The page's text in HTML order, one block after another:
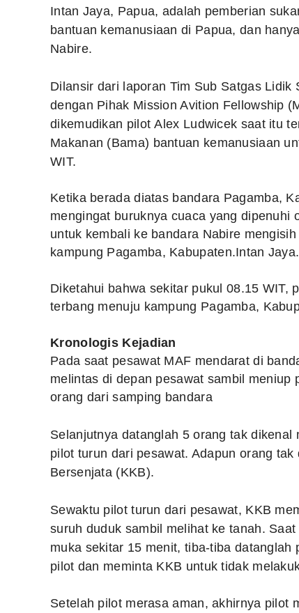
Intan Jaya, Papua, adalah pemberian
bantuan kemanusiaan di Papua, dan
Nabire.
Dilansir dari laporan Tim Sub Satgas
dengan Pihak Mission Avition Fellowship
dikemudikan pilot Alex Ludwicek saat itu
Makanan (Bama) bantuan kemanusiaan
WIT.
Ketika berada diatas bandara Pagamba,
mengingat buruknya cuaca yang dipenuhi
untuk kembali ke bandara Nabire
kampung Pagamba, Kabupaten.Intan
Diketahui bahwa sekitar pukul 08.15 WIT,
terbang menuju kampung Pagamba,
Kronologis Kejadian
Pada saat pesawat MAF mendarat di
melintas di depan pesawat sambil
orang dari samping bandara
Selanjutnya datanglah 5 orang tak
pilot turun dari pesawat. Adapun orang tak
Bersenjata (KKB).
Sewaktu pilot turun dari pesawat, KKB
suruh duduk sambil melihat ke tanah.
muka sekitar 15 menit, tiba-tiba
pilot dan meminta KKB untuk tidak
Setelah pilot merasa aman, akhirnya pilot